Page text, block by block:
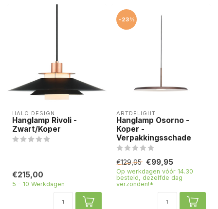
HALO DESIGN
Hanglamp Rivoli -
Zwart/Koper
€215,00
5 - 10 Werkdagen
-23%
ARTDELIGHT
Hanglamp Osorno -
Koper -
Verpakkingsschade
€129,95 €99,95
Op werkdagen vóór 14.30
besteld, dezelfde dag
verzonden!*